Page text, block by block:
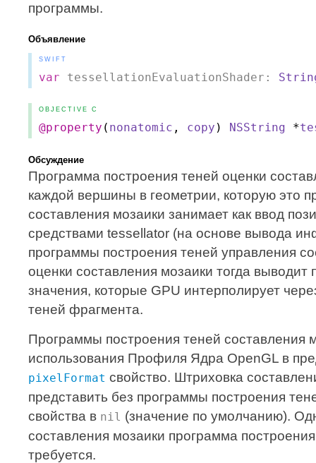
программы.
Объявление
SWIFT
var tessellationEvaluationShader:
OBJECTIVE C
@property ( nonatomic , copy ) NSString *
Обсуждение
Программа построения теней оценки
каждой вершины в геометрии, которую это
составления мозаики занимает как ввод
средствами tessellator (на основе вывода
программы построения теней управления
оценки составления мозаики тогда
значения, которые GPU интерполирует
теней фрагмента.
Программы построения теней
использования Профиля Ядра OpenGL в
pixelFormat свойство. Штриховка
представить без программы построения
свойства в nil (значение по умолчанию).
составления мозаики программа
требуется.